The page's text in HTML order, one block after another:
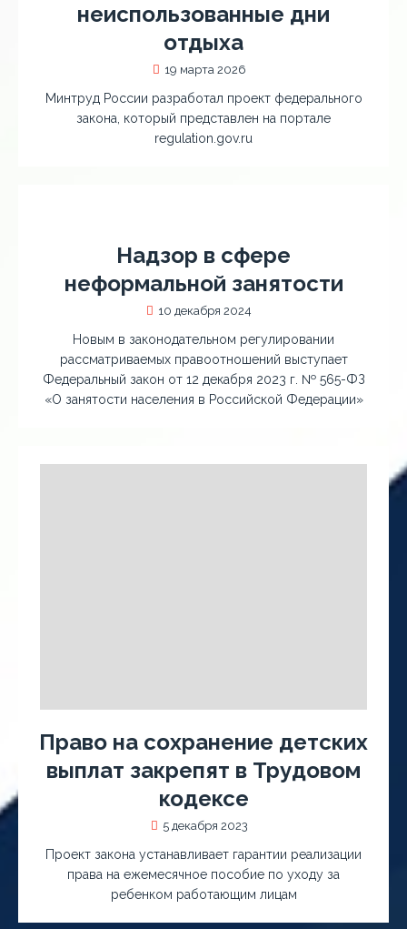
неиспользованные дни
отдыха
19 марта 2026
Минтруд России разработал проект федерального
закона, который представлен на портале
regulation.gov.ru
Надзор в сфере
неформальной занятости
10 декабря 2024
Новым в законодательном регулировании
рассматриваемых правоотношений выступает
Федеральный закон от 12 декабря 2023 г. № 565-ФЗ
«О занятости населения в Российской Федерации»
Право на сохранение детских
выплат закрепят в Трудовом
кодексе
5 декабря 2023
Проект закона устанавливает гарантии реализации
права на ежемесячное пособие по уходу за
ребенком работающим лицам